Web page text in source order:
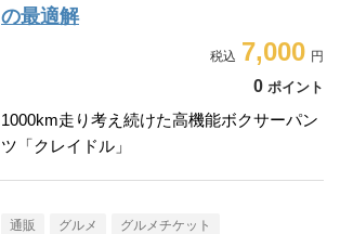
の最適解
7,000
0 ポイント
1000km走り考え続けた高機能ボクサーパン
ツ「クレイドル」
通販 グルメ グルメチケット